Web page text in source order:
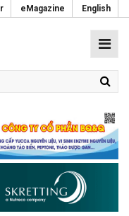
eMagazine English